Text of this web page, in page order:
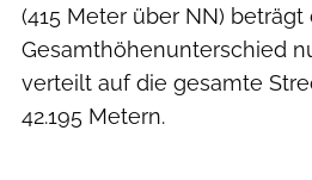
(415 Meter über NN) beträgt
Gesamthöhenunterschied
verteilt auf die gesamte
42.195 Metern.